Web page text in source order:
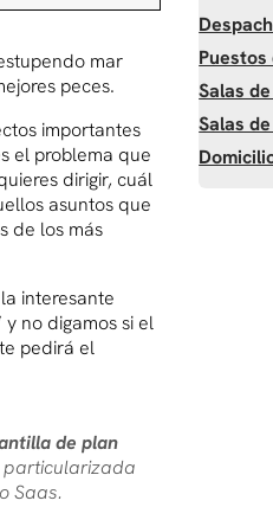
mar
peces.
importantes
el problema que
dirigir, cuál
asuntos que
de los más
interesante
y no digamos si el
pedirá el
de plan
Saas.
Salas
Salas